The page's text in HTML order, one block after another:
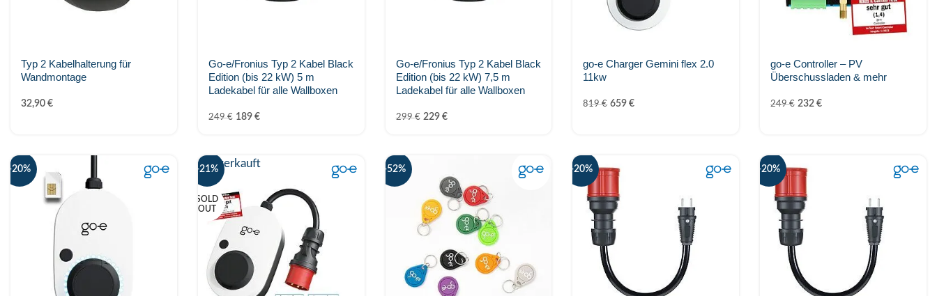
Typ 2 Kabelhalterung für
Wandmontage
32,90 €
Go-e/Fronius Typ 2 Kabel Black
Edition (bis 22 kW) 5 m
Ladekabel für alle Wallboxen
249€ 189 €
Go-e/Fronius Typ 2 Kabel Black
Edition (bis 22 kW) 7,5 m
Ladekabel für alle Wallboxen
299€ 229 €
go-e Charger Gemini flex 2.0
11kw
819€ 659€
go-e Controller – PV
Überschussladen & mehr
249€ 232€
-20% Ausverkauft
-21%
SOLD
OUT
-52% -20% -20%